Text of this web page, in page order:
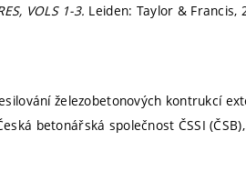
VOLS 1-3. Leiden: Taylor & Francis,
železobetonových kontrukcí
betonářská společnost ČSSI